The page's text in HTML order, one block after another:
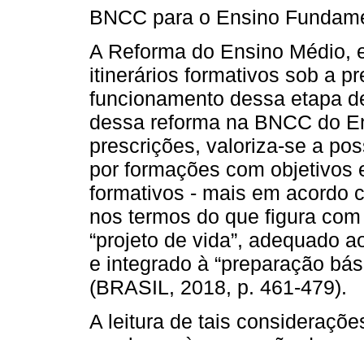
BNCC para o Ensino
A Reforma do Ensino Médio,
itinerários formativos sob a
funcionamento dessa etapa
dessa reforma na BNCC do
prescrições, valoriza-se a
por formações com objetivos
formativos - mais em acordo
nos termos do que figura
“projeto de vida”, adequado
e integrado à “preparação
(BRASIL, 2018, p. 461-479).
A leitura de tais